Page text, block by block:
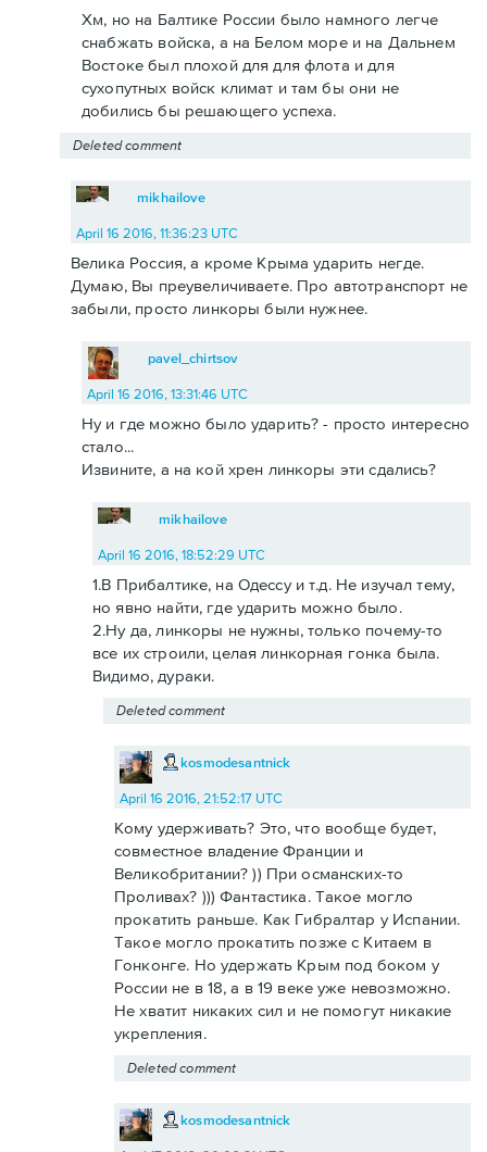
Хм, но на Балтике России было намного легче
снабжать войска, а на Белом море и на Дальнем
Востоке был плохой для для флота и для
сухопутных войск климат и там бы они не
добились бы решающего успеха.
Deleted comment
mikhailove
April 16 2016, 11:36:23 UTC
Велика Россия, а кроме Крыма ударить негде.
Думаю, Вы преувеличиваете. Про автотранспорт не
забыли, просто линкоры были нужнее.
pavel_chirtsov
April 16 2016, 13:31:46 UTC
Ну и где можно было ударить? - просто интересно
стало...
Извините, а на кой хрен линкоры эти сдались?
mikhailove
April 16 2016, 18:52:29 UTC
1.В Прибалтике, на Одессу и т.д. Не изучал тему,
но явно найти, где ударить можно было.
2.Ну да, линкоры не нужны, только почему-то
все их строили, целая линкорная гонка была.
Видимо, дураки.
Deleted comment
kosmodesantnick
April 16 2016, 21:52:17 UTC
Кому удерживать? Это, что вообще будет,
совместное владение Франции и
Великобритании? )) При османских-то
Проливах? ))) Фантастика. Такое могло
прокатить раньше. Как Гибралтар у Испании.
Такое могло прокатить позже с Китаем в
Гонконге. Но удержать Крым под боком у
России не в 18, а в 19 веке уже невозможно.
Не хватит никаких сил и не помогут никакие
укрепления.
Deleted comment
kosmodesantnick